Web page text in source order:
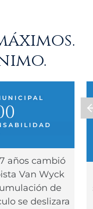
años cambió
Van Wyck
de
se deslizara